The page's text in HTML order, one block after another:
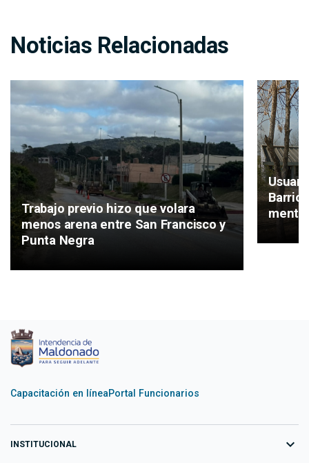
Noticias Relacionadas
Trabajo previo hizo que volara
menos arena entre San Francisco y
Punta Negra
Capacitación en líneaPortal Funcionarios
INSTITUCIONAL expand_more